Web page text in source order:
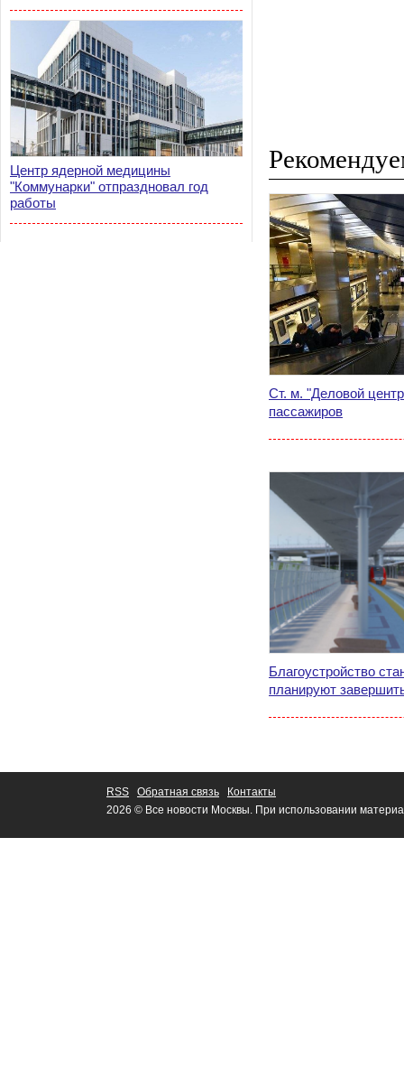
Центр ядерной медицины
"Коммунарки" отпраздновал год
работы
Ст. м. "Деловой
пассажиров
Благоустройство
планируют
RSS Обратная связь
Контакты
2026 © Все новости Москвы. При использовании